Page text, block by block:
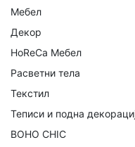
Мебел
Декор
HoReCa Мебел
Расветни тела
Текстил
Теписи и подна
BOHO CHIC